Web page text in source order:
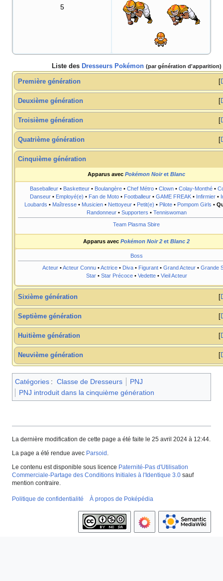
5
Liste des Dresseurs Pokémon (par génération d'apparition)
Première génération
Deuxième génération
Troisième génération
Quatrième génération
Cinquième génération
Apparus avec Pokémon Noiret Blanc
Baseballeur • Basketteur • Boulangère • Chef Métro • Clown • Colay-Monthé •
Danseur • Employé(e) • Fan de Moto • Footballeur • GAME FREAK • Infirmier •
Loubards • Maîtresse• Musicien• Nettoyeur• Petit(e) • Pilote• Pompom Girls •
Randonneur• Supporters • Tenniswoman
Team Plasma Sbire
Apparus avec Pokémon Noir 2 et Blanc 2
Boss
Acteur •Acteur Connu •Actrice • Diva • Figurant • Grand Acteur • Grande
Star• Star Précoce• Vedette• Vieil Acteur
Sixième génération
Septième génération
Huitième génération
Neuvième génération
Catégories : Classe de Dresseurs
PNJ
PNJ introduit dans la cinquième génération
La dernière modification de cette page a été faite le 25 avril 2024 à 12:44.
La page a été rendue avec Parsoid .
Le contenu est disponible sous licence Paternité-Pas d'Utilisation
Commerciale-Partage des Conditions Initiales à l'Identique 3.0 sauf
mention contraire.
Politique de confidentialité À propos de Poképédia